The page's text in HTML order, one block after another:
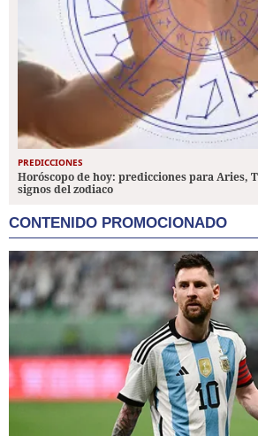
PREDICCIONES
Horóscopo de hoy: predicciones para Aries,
signos del zodiaco
CONTENIDO PROMOCIONADO